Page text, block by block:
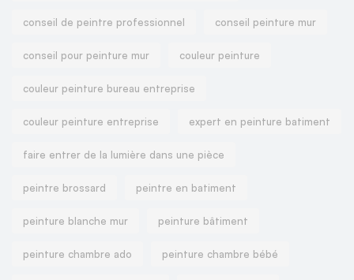
conseil de peintre professionnel conseil peinture mur
conseil pour peinture mur couleur peinture
couleur peinture bureau entreprise
couleur peinture entreprise expert en peinture batiment
faire entrer de la lumière dans une pièce
peintre brossard peintre en batiment
peinture blanche mur peinture bâtiment
peinture chambre ado peinture chambre bébé